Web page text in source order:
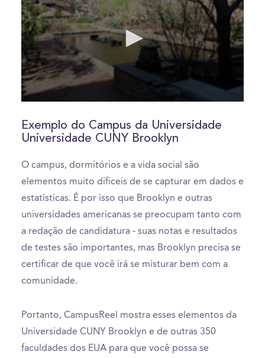
of
3
minutes,
seconds
Exemplo do Campus da Universidade
Universidade CUNY Brooklyn
O campus, dormitórios e a vida social são
elementos muito difíceis de se capturar em dados e
estatísticas. É por isso que Brooklyn e outras
universidades americanas se preocupam tanto com
a redação de candidatura - suas notas e resultados
de testes são importantes, mas Brooklyn precisa se
certificar de que você irá se misturar bem com a
comunidade.
Portanto, CampusReel mostra esses elementos da
Universidade CUNY Brooklyn e de outras 350
faculdades dos EUA para que você possa se